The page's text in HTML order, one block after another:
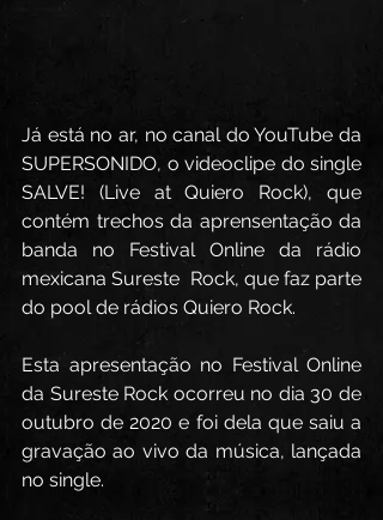
Já está no ar, no canal do YouTube da
SUPERSONIDO, o videoclipe do single
SALVE! (Live at Quiero Rock), que
contém trechos da aprensentação da
banda no Festival Online da rádio
mexicana Sureste  Rock, que faz parte
do pool de rádios Quiero Rock.
Esta apresentação no Festival Online
da Sureste Rock ocorreu no dia 30 de
outubro de 2020 e foi dela que saiu a
gravação ao vivo da música, lançada
no single.